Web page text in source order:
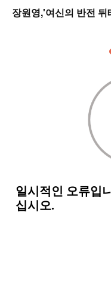
장원영,'여신의 반전 뒤